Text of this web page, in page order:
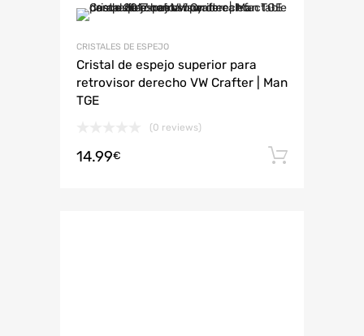
CRISTALES DE ESPEJO
Cristal de espejo superior para
retrovisor derecho VW Crafter | Man
TGE
(0 reviews)
14.99€